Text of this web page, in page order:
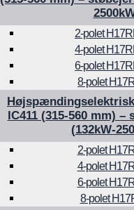
2-polet
4-polet
6-polet
8-polet
IC411 (315-560 mm) –
(132kW-
2-polet
4-polet
6-polet
8-polet